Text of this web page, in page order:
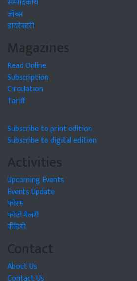
जॉब्स
डायरेक्टरी
Magazines
Read Online
Subscription
Circulation
Tariff
Subscribe to print edition
Subscribe to digital edition
Activities
Upcoming Events
Events Update
फोरम
फोटो गैलरी
वीडियो
Contact
About Us
Contact Us